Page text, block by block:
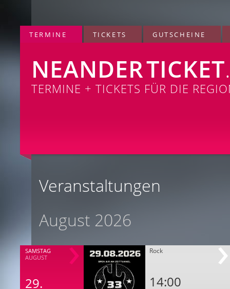
TERMINE TICKETS GUTSCHEINE
NEANDERTICKET
TERMINE + TICKETS FÜR DIE
Veranstaltungen
August 2026
SAMSTAG
AUGUST
29.
Rock
14:00